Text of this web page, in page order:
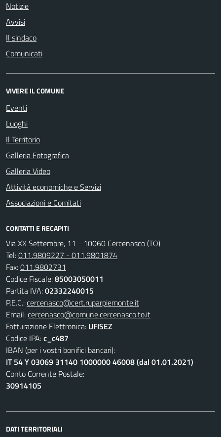
Notizie
Avvisi
Il sindaco
Comunicati
VIVERE IL COMUNE
Eventi
Luoghi
Il Territorio
Galleria Fotografica
Galleria Video
Attività economiche e Servizi
Associazioni e Comitati
CONTATTI E RECAPITI
Via XX Settembre, 11 - 10060 Cercenasco (TO)
Tel:011.9809227 - 011.9801874
Fax:011.9802731
Codice Fiscale:85003050011
Partita IVA:02332240015
P.E.C.:cercenasco@cert.ruparpiemonte.it
Email:cercenasco@comune.cercenasco.to.it
Fatturazione Elettronica: UFISEZ
Codice IPA:c_c487
IBAN (per i vostri bonifici bancari):
IT 54 Y 03069 31140 1000000 46008 (dal 01.01.2021)
Conto Corrente Postale:
30914105
DATI TERRITORIALI